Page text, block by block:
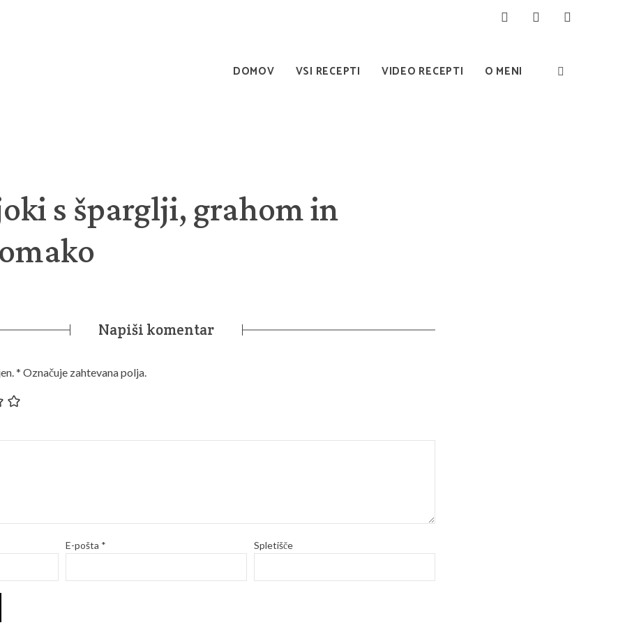
DOMOV VSI RECEPTI VIDEO RECEPTI O MENI
s šparglji, grahom in
Napiši komentar
* Označuje zahtevana polja.
E-pošta * Spletišče